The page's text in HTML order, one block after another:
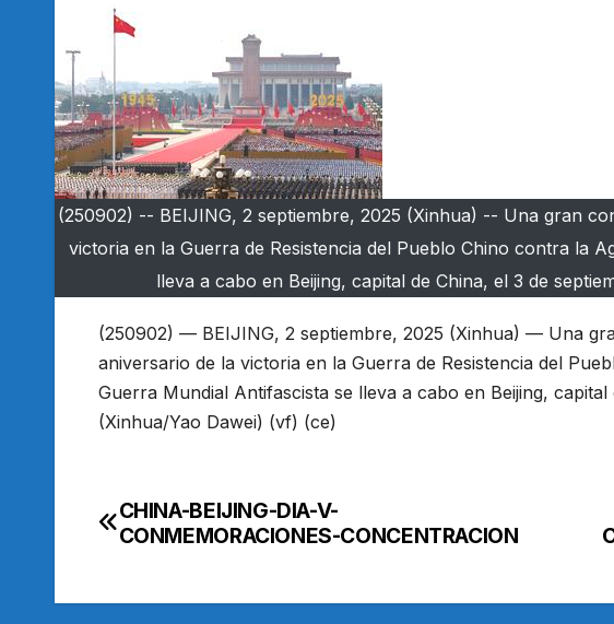
(250902) -- BEIJING, 2 septiembre, 2025 (Xinhua) -- Una gran
victoria en la Guerra de Resistencia del Pueblo Chino contra la
lleva a cabo en Beijing, capital de China, el 3 de
(250902) — BEIJING, 2 septiembre, 2025 (Xinhua) — Una
aniversario de la victoria en la Guerra de Resistencia del
Guerra Mundial Antifascista se lleva a cabo en Beijing,
(Xinhua/Yao Dawei) (vf) (ce)
Navegación
entradas
CHINA-BEIJING-DIA-V-
CONMEMORACIONES-CONCENTRACION